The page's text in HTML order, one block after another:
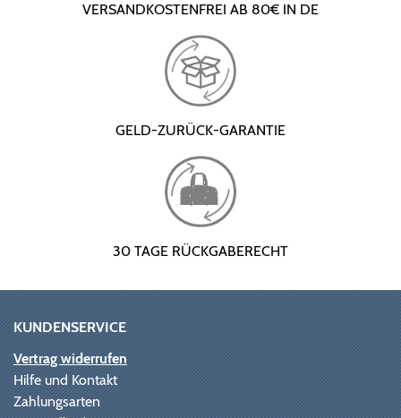
VERSANDKOSTENFREI AB 80€ IN DE
GELD-ZURÜCK-GARANTIE
30 TAGE RÜCKGABERECHT
KUNDENSERVICE
Vertrag widerrufen
Hilfe und Kontakt
Zahlungsarten